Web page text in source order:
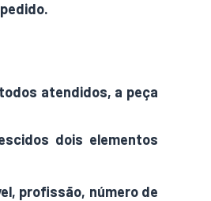
atendidos, a peça
dois elementos
profissão, número de